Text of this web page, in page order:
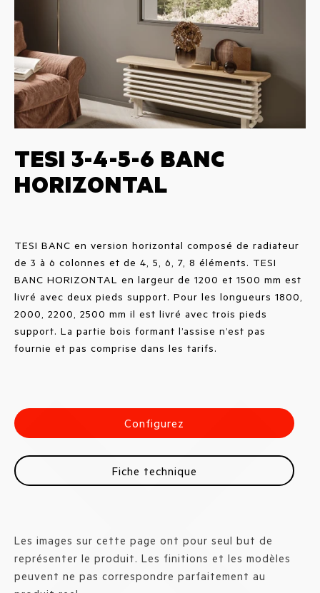
TESI 3-4-5-6 BANC
HORIZONTAL
TESI BANC en version horizontal composé de radiateur
de 3 à 6 colonnes et de 4, 5, 6, 7, 8 éléments. TESI
BANC HORIZONTAL en largeur de 1200 et 1500 mm est
livré avec deux pieds support. Pour les longueurs 1800,
2000, 2200, 2500 mm il est livré avec trois pieds
support. La partie bois formant l’assise n’est pas
fournie et pas comprise dans les tarifs.
Configurez
Fiche technique
Les images sur cette page ont pour seul but de
représenter le produit. Les finitions et les modèles
peuvent ne pas correspondre parfaitement au